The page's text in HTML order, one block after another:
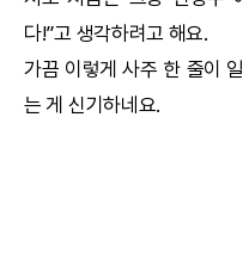
다!”고 생각하려고 해요.
가끔 이렇게 사주 한 줄이
는 게 신기하네요.